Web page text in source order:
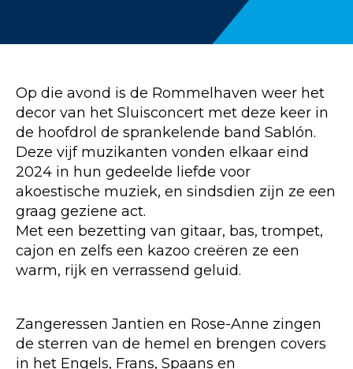
Op die avond is de Rommelhaven weer het
decor van het Sluisconcert met deze keer in
de hoofdrol de sprankelende band Sablón.
Deze vijf muzikanten vonden elkaar eind
2024 in hun gedeelde liefde voor
akoestische muziek, en sindsdien zijn ze een
graag geziene act.
Met een bezetting van gitaar, bas, trompet,
cajon en zelfs een kazoo creëren ze een
warm, rijk en verrassend geluid.
Zangeressen Jantien en Rose-Anne zingen
de sterren van de hemel en brengen covers
in het Engels, Frans, Spaans en